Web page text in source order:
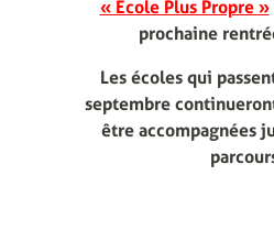
« École Plus Propre »
prochaine
Les écoles qui
septembre
être accompagnées